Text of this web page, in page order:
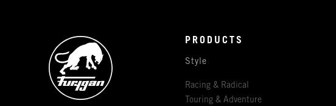
PRODUCTS
Style
Racing & Radical
Touring & Adventure